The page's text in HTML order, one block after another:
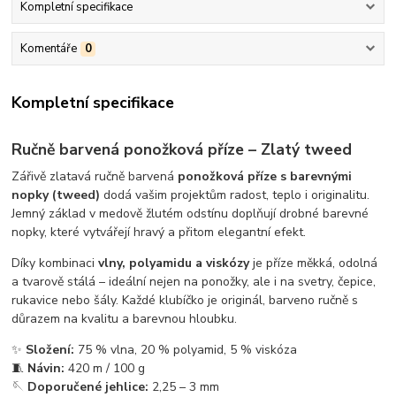
Kompletní specifikace
Komentáře 0
Kompletní specifikace
Ručně barvená ponožková příze – Zlatý tweed
Zářivě zlatavá ručně barvená ponožková příze s barevnými
nopky (tweed) dodá vašim projektům radost, teplo i originalitu.
Jemný základ v medově žlutém odstínu doplňují drobné barevné
nopky, které vytvářejí hravý a přitom elegantní efekt.
Díky kombinacivlny, polyamidu a viskózyje příze měkká, odolná
a tvarově stálá – ideální nejen na ponožky, ale i na svetry, čepice,
rukavice nebo šály. Každé klubíčko je originál, barveno ručně s
důrazem na kvalitu a barevnou hloubku.
✨ Složení: 75 % vlna, 20 % polyamid, 5 % viskóza
🧵 Návin: 420 m / 100 g
🪡 Doporučené jehlice: 2,25 – 3 mm